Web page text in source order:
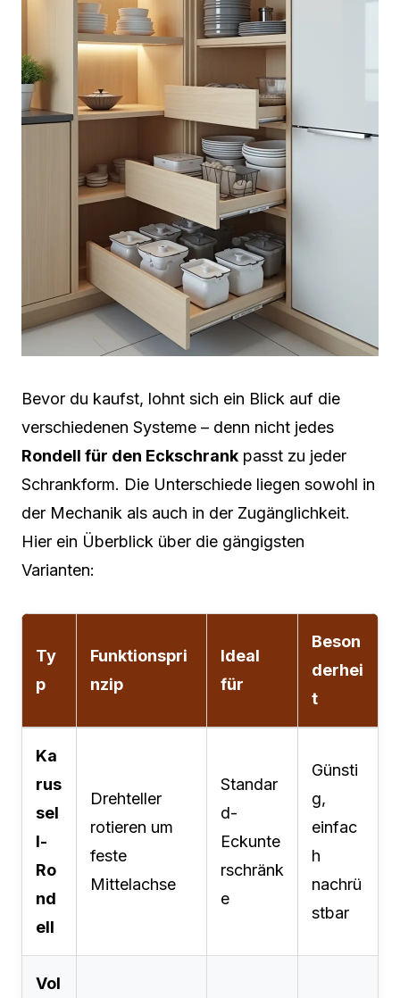
Bevor du kaufst, lohnt sich ein Blick auf die
verschiedenen Systeme – denn nicht jedes
Rondell für den Eckschrank passt zu jeder
Schrankform. Die Unterschiede liegen sowohl in
der Mechanik als auch in der Zugänglichkeit.
Hier ein Überblick über die gängigsten
Varianten:
Ty
p
Funktionspri
nzip
Ideal
für
Beson
derhei
t
Ka
rus
sel
l-
Ro
nd
ell
Drehteller
rotieren um
feste
Mittelachse
Standar
d-
Eckunte
rschränk
e
Günsti
g,
einfac
h
nachrü
stbar
Vol